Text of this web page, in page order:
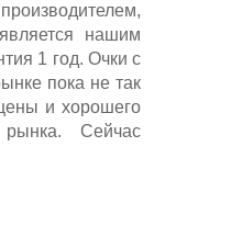
нашим
1 год. Очки с
пока не так
и хорошего
Сейчас